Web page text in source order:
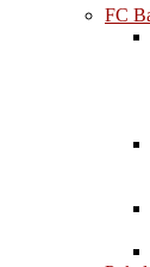
FC